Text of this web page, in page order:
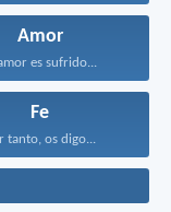
Amor
es sufrido...
Fe
tanto, os digo...